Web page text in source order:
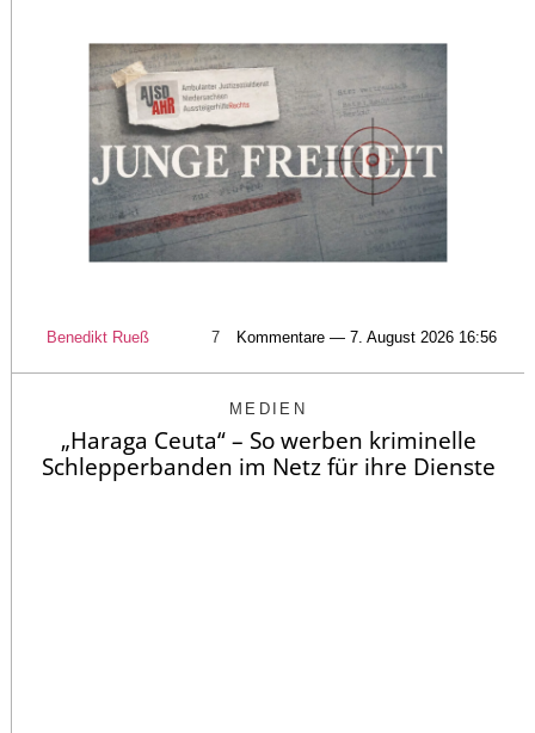
Benedikt Rueß 7 Kommentare — 7. August 2026 16:56
MEDIEN
„Haraga Ceuta“ – So werben kriminelle
Schlepperbanden im Netz für ihre Dienste